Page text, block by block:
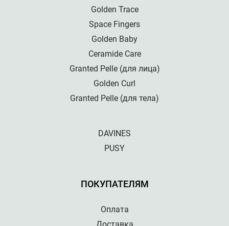
Golden Trace
Space Fingers
Golden Baby
Ceramide Care
Granted Pelle (для лица)
Golden Curl
Granted Pelle (для тела)
DAVINES
PUSY
ПОКУПАТЕЛЯМ
Оплата